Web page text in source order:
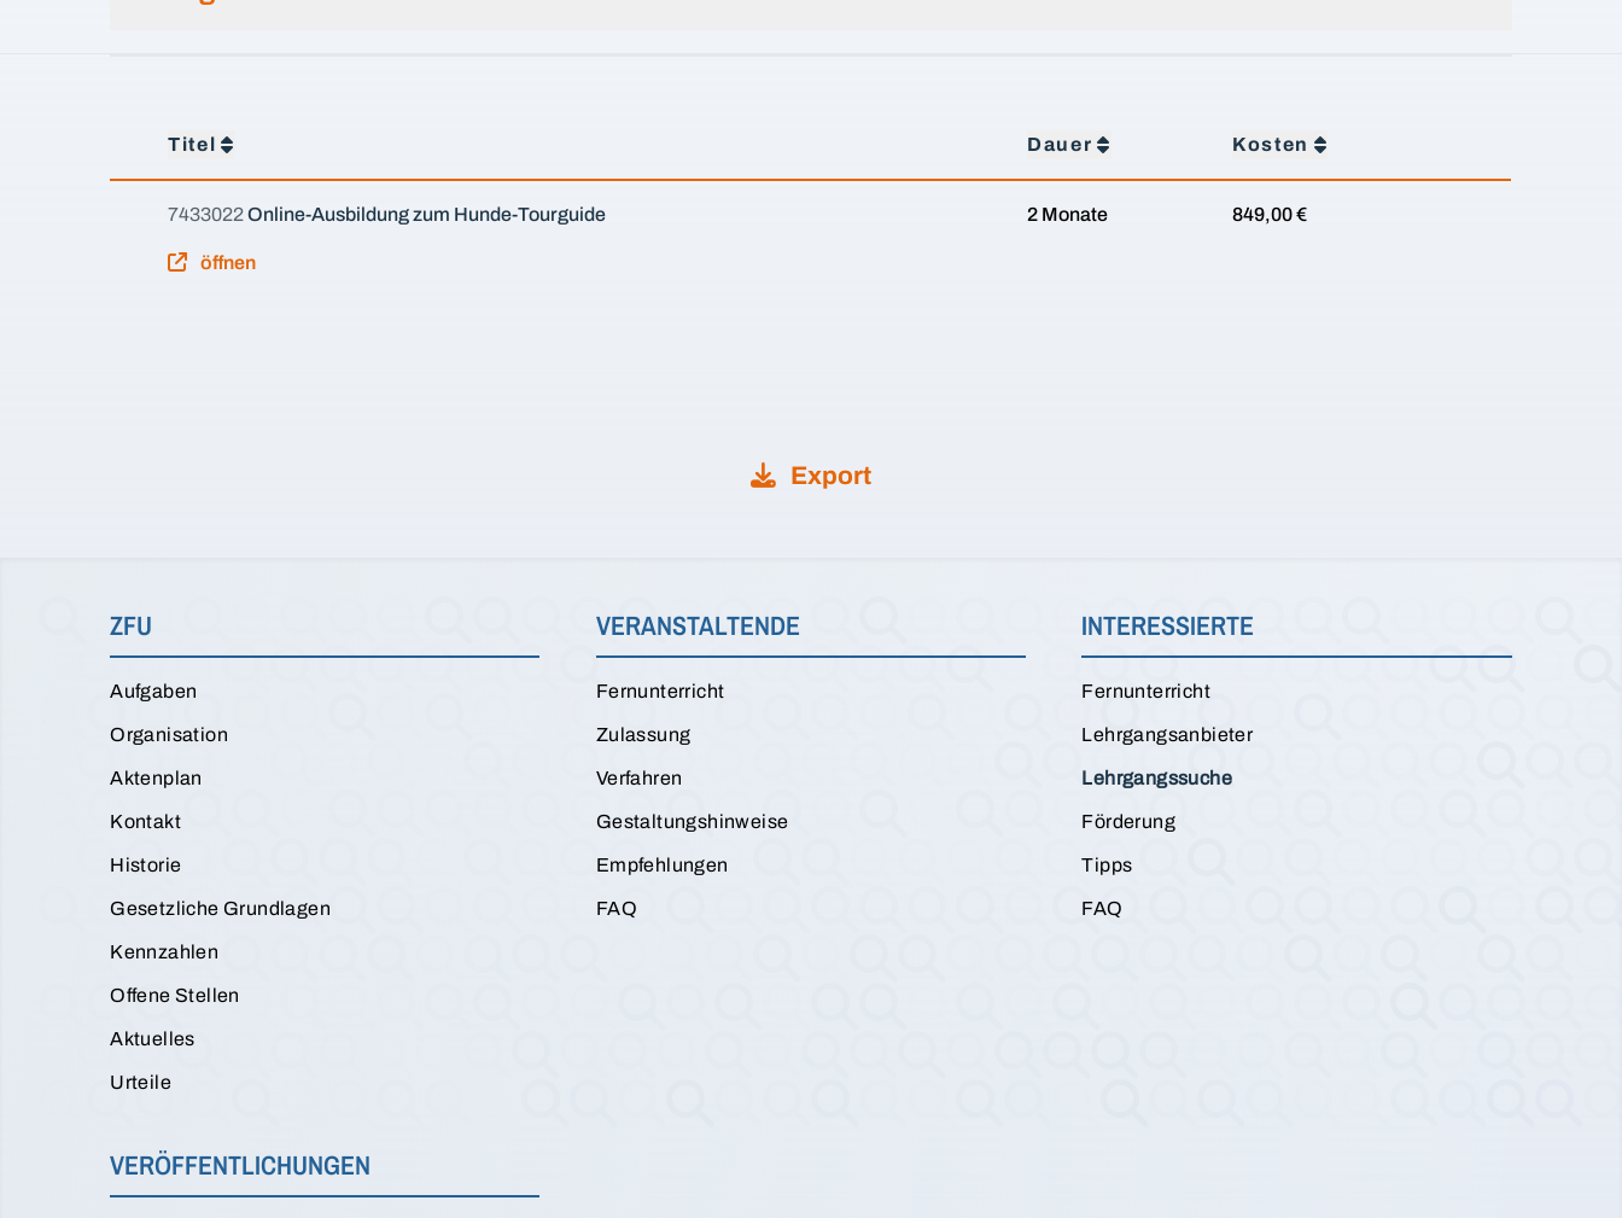
Titel Dauer Kosten
7433022Online-Ausbildung zum Hunde-Tourguide
öffnen
2 Monate 849,00 €
Export
ZFU
Aufgaben
Organisation
Aktenplan
Kontakt
Historie
Gesetzliche Grundlagen
Kennzahlen
Offene Stellen
Aktuelles
Urteile
VERANSTALTENDE
Fernunterricht
Zulassung
Verfahren
Gestaltungshinweise
Empfehlungen
FAQ
INTERESSIERTE
Fernunterricht
Lehrgangsanbieter
Lehrgangssuche
Förderung
Tipps
FAQ
VERÖFFENTLICHUNGEN